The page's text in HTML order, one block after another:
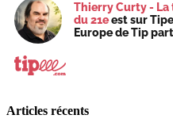
Thierry Curty -
du 21eest sur
Europe de Tip
Articles récents